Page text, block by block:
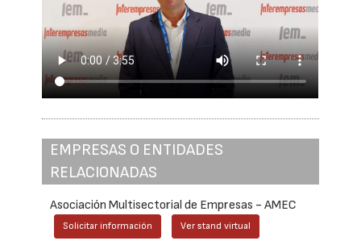
EMPRESAS O ENTIDADES
RELACIONADAS
Asociación Multisectorial de Empresas - AMEC
Solicitar información Ver stand virtual